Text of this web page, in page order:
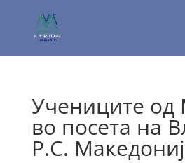
Учениците
во посета на
Р.С.